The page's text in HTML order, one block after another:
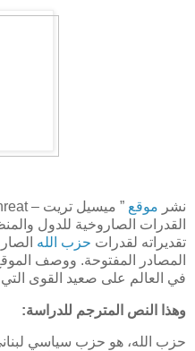
نشر موقع ” ميسيل تريت –
القدرات الصاروخية للدول
تقديراته لقدرات حزب الله
المصادر المفتوحة. ووصف
في العالم على صعيد القوى
وهذا النص المترجم للدراسة:
حزب الله، هو حزب سياسي